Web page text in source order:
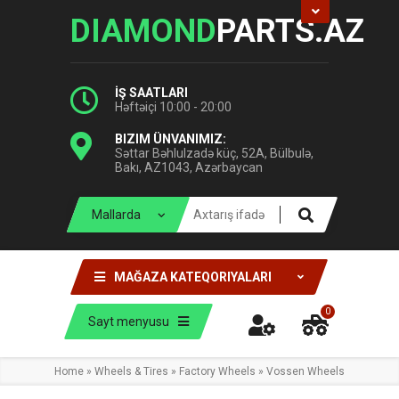
DIAMONDPARTS.AZ
İŞ SAATLARI
Həftəiçi 10:00 - 20:00
BIZIM ÜNVANIMIZ:
Səttar Bəhlulzadə küç, 52A, Bülbulə,
Bakı, AZ1043, Azərbaycan
MAĞAZA KATEQORIYALARI
Sayt menyusu
0
Home » Wheels & Tires » Factory Wheels » Vossen Wheels